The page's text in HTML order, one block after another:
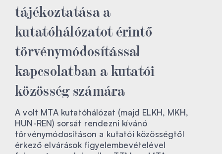
tájékoztatása a
kutatóhálózatot érintő
törvénymódosítással
kapcsolatban a kutatói
közösség számára
A volt MTA kutatóhálózat (majd ELKH, MKH,
HUN-REN) sorsát rendezni kívánó
törvénymódosításon a kutatói közösségtől
érkező elvárások figyelembevételével